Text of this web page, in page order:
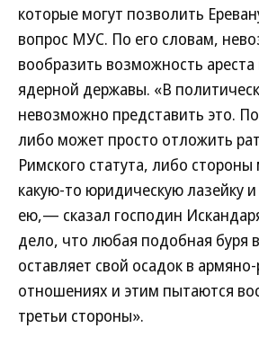
которые могут позволить
вопрос МУС. По его словам,
вообразить возможность
ядерной державы. «В
невозможно представить это.
либо может просто отложить
Римского статута, либо стороны
какую-то юридическую лазейку
ею,— сказал господин
дело, что любая подобная буря
оставляет свой осадок в
отношениях и этим пытаются
третьи стороны».